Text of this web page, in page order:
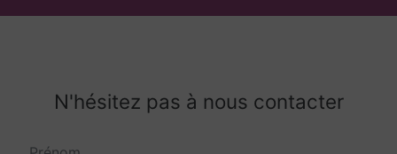
N'hésitez pas à nous contacter